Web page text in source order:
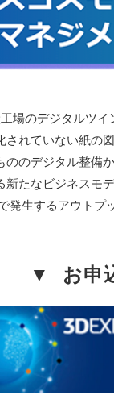
場のデジタルツイ
されていない紙の
のデジタル整備
新たなビジネスモ
発生するアウトプ
▼  お申